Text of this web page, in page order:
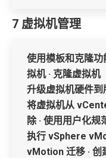
7 虚拟机管理
使用模板和克隆功
拟机 · 克隆虚拟机
升级虚拟机硬件到
将虚拟机从
除 · 使用用户化
执行 vSphere
vMotion 迁移 · 创